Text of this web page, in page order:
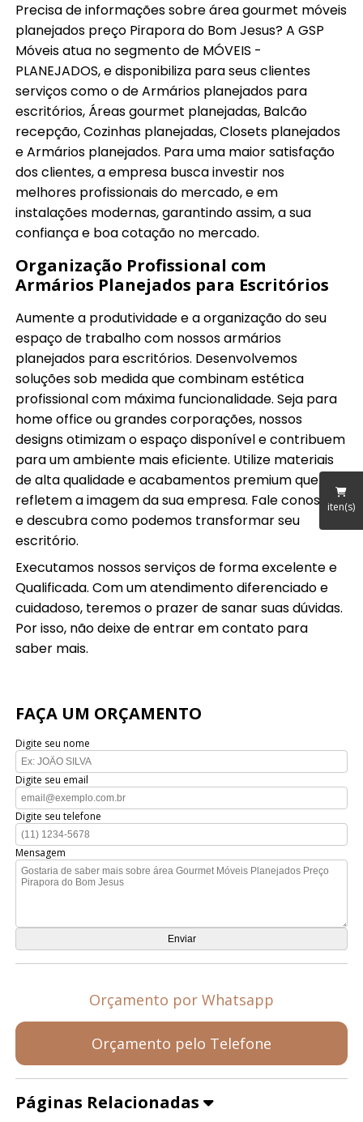
iten(s)
Precisa de informações sobre área gourmet móveis
planejados preço Pirapora do Bom Jesus? A GSP
Móveis atua no segmento de MÓVEIS -
PLANEJADOS, e disponibiliza para seus clientes
serviços como o de Armários planejados para
escritórios, Áreas gourmet planejadas, Balcão
recepção, Cozinhas planejadas, Closets planejados
e Armários planejados. Para uma maior satisfação
dos clientes, a empresa busca investir nos
melhores profissionais do mercado, e em
instalações modernas, garantindo assim, a sua
confiança e boa cotação no mercado.
Organização Profissional com
Armários Planejados para Escritórios
Aumente a produtividade e a organização do seu
espaço de trabalho com nossos armários
planejados para escritórios. Desenvolvemos
soluções sob medida que combinam estética
profissional com máxima funcionalidade. Seja para
home office ou grandes corporações, nossos
designs otimizam o espaço disponível e contribuem
para um ambiente mais eficiente. Utilize materiais
de alta qualidade e acabamentos premium que
refletem a imagem da sua empresa. Fale conosco
e descubra como podemos transformar seu
escritório.
Executamos nossos serviços de forma excelente e
Qualificada. Com um atendimento diferenciado e
cuidadoso, teremos o prazer de sanar suas dúvidas.
Por isso, não deixe de entrar em contato para
saber mais.
FAÇA UM ORÇAMENTO
Digite seu nome
Digite seu email
Digite seu telefone
Mensagem
Orçamento por Whatsapp
Orçamento pelo Telefone
Páginas Relacionadas